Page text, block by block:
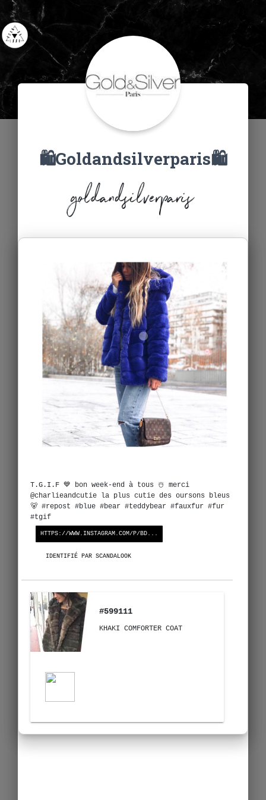
🛍Goldandsilverparis🛍
goldandsilverparis
T.G.I.F 💙 bon week-end à tous ☃️ merci
@charlieandcutie la plus cutie des oursons bleus
🐻 #repost #blue #bear #teddybear #fauxfur #fur
#tgif
HTTPS://WWW.INSTAGRAM.COM/P/BD...
IDENTIFIÉ PAR SCANDALOOK
#599111
KHAKI COMFORTER COAT